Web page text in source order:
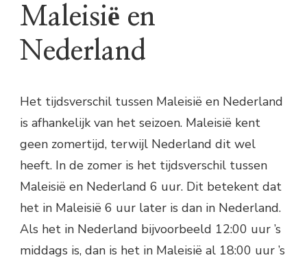
Maleisië en
Nederland
Het tijdsverschil tussen Maleisië en Nederland
is afhankelijk van het seizoen. Maleisië kent
geen zomertijd, terwijl Nederland dit wel
heeft. In de zomer is het tijdsverschil tussen
Maleisië en Nederland 6 uur. Dit betekent dat
het in Maleisië 6 uur later is dan in Nederland.
Als het in Nederland bijvoorbeeld 12:00 uur ’s
middags is, dan is het in Maleisië al 18:00 uur ’s